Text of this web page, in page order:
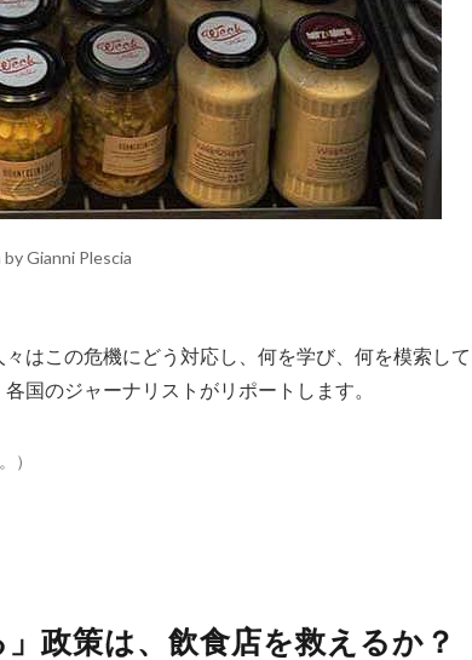
Gianni Plescia
はこの危機にどう対応し、何を学び、何を模索して
国のジャーナリストがリポートします。
）
」政策は、飲食店を救えるか？